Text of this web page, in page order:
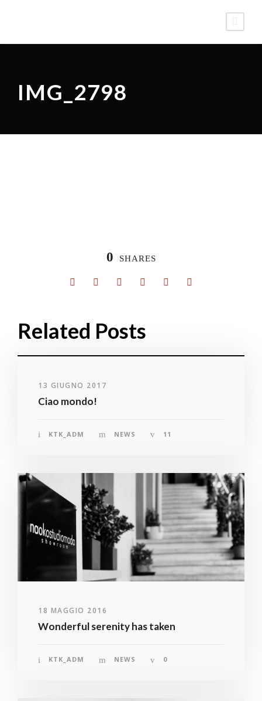
IMG_2798
0 SHARES
Related Posts
13 GIUGNO 2017
Ciao mondo!
KTK_ADM NEWS 11
18 MAGGIO 2016
Wonderful serenity has taken
KTK_ADM NEWS 0